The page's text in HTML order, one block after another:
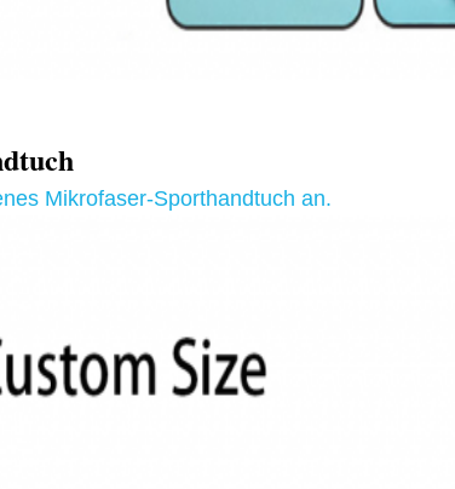
Mikrofaser-Sporthandtuch an.